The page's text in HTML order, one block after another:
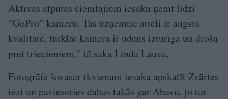
Aktīvas atpūtas cienītājiem iesaku ņemt līdzi
“GoPro” kameru. Tās uzņemtie attēli ir augstā
kvalitātē, turklāt kamera ir ūdens izturīga un droša
pret triecieniem,” tā saka Linda Lauva.
Fotogrāfe šovasar ikvienam iesaka apskatīt Zvārtes
iezi un paviesoties dabas takās gar Abavu, jo tur